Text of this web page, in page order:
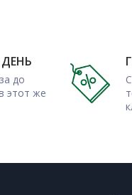
некоторых
оптом и для
доска у нас
Выдаем гарантии
до
этот же